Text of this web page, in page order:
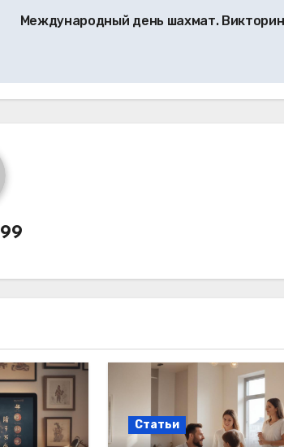
Международный день шахмат.
Статьи